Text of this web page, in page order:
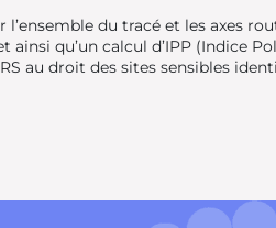
l’ensemble du tracé et les axes
ainsi qu’un calcul d’IPP (Indice
au droit des sites sensibles